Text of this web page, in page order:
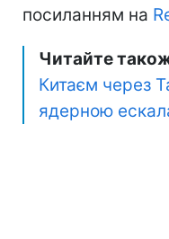
посиланням на
Читайте
Китаєм через
ядерною